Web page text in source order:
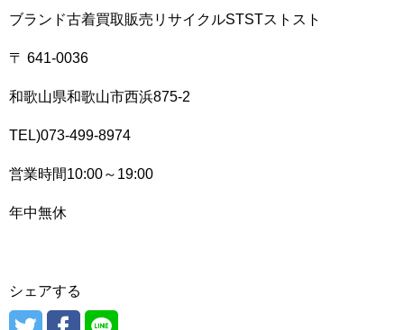
ブランド古着買取販売リサイクルSTSTストスト
〒 641-0036
和歌山県和歌山市西浜875-2
TEL)073-499-8974
営業時間10:00～19:00
年中無休
シェアする